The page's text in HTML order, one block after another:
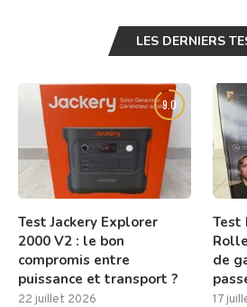
LES DERNIERS
9.0
Test Jackery Explorer
2000 V2 : le bon
compromis entre
puissance et transport ?
22 juillet 2026
Test
de
17